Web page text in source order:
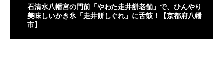
石清水八幡宮の門前「やわた走井餅老舗」で、ひんやり
美味しいかき氷「走井餅しぐれ」に舌鼓！【京都府八幡
市】